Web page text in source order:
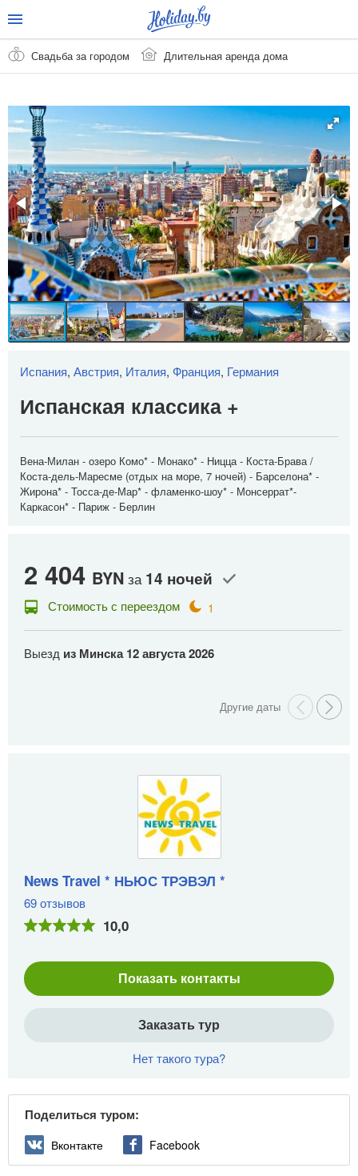
Свадьба за городом Длительная аренда дома
Испания, Австрия, Италия, Франция, Германия
Испанская классика +
Вена-Милан - озеро Комо* - Монако* - Ницца - Коста-Брава /
Коста-дель-Маресме (отдых на море, 7 ночей) - Барселона* -
Жирона* - Тосса-де-Мар* - фламенко-шоу* - Монсеррат*-
Каркасон* - Париж - Берлин
2 404 BYN за 14 ночей
Стоимость с переездом 1
Выезд из Минска12 августа 2026
News Travel * НЬЮС ТРЭВЭЛ *
69 отзывов
10,0
Показать контакты
Заказать тур
Нет такого тура?
Поделиться туром:
Вконтакте Facebook